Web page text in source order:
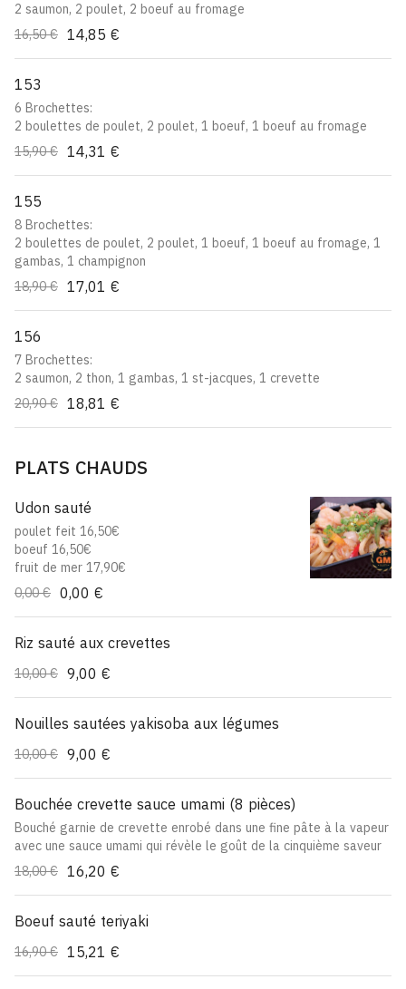
2 saumon, 2 poulet, 2 boeuf au fromage
16,50 € 14,85 €
153
6 Brochettes:
2 boulettes de poulet, 2 poulet, 1 boeuf, 1 boeuf au fromage
15,90 € 14,31 €
155
8 Brochettes:
2 boulettes de poulet, 2 poulet, 1 boeuf, 1 boeuf au fromage, 1
gambas, 1 champignon
18,90 € 17,01 €
156
7 Brochettes:
2 saumon, 2 thon, 1 gambas, 1 st-jacques, 1 crevette
20,90 € 18,81 €
PLATS CHAUDS
Udon sauté
poulet feit 16,50€
boeuf 16,50€
fruit de mer 17,90€
0,00 € 0,00 €
Riz sauté aux crevettes
10,00 € 9,00 €
Nouilles sautées yakisoba aux légumes
10,00 € 9,00 €
Bouchée crevette sauce umami (8 pièces)
Bouché garnie de crevette enrobé dans une fine pâte à la vapeur
avec une sauce umami qui révèle le goût de la cinquième saveur
18,00 € 16,20 €
Boeuf sauté teriyaki
16,90 € 15,21 €